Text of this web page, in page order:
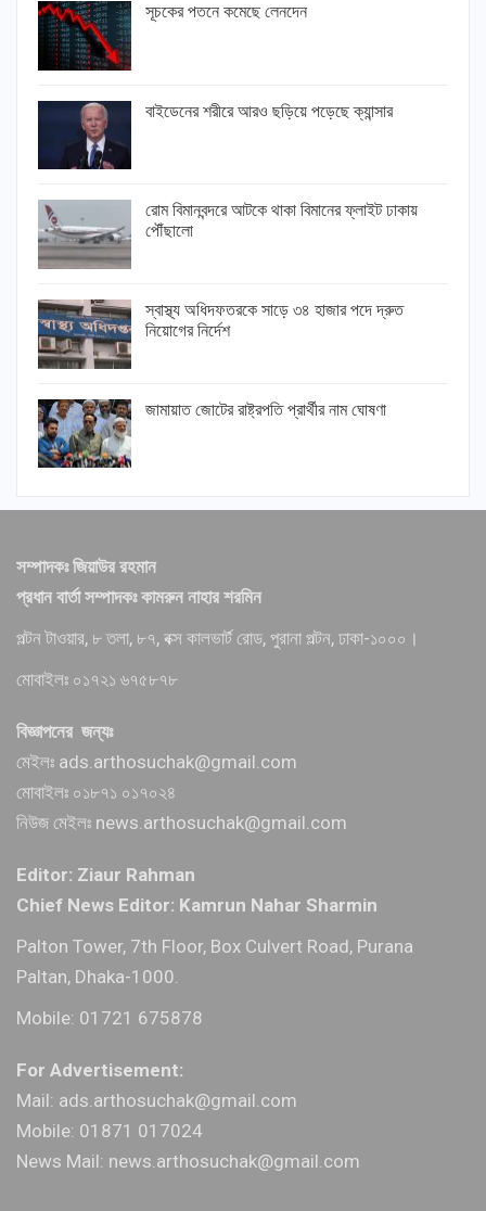
সূচকের পতনে কমেছে লেনদেন
বাইডেনের শরীরে আরও ছড়িয়ে পড়েছে ক্যান্সার
রোম বিমানবন্দরে আটকে থাকা বিমানের ফ্লাইট ঢাকায়
পৌঁছালো
স্বাস্থ্য অধিদফতরকে সাড়ে ৩৪ হাজার পদে দ্রুত
নিয়োগের নির্দেশ
জামায়াত জোটের রাষ্ট্রপতি প্রার্থীর নাম ঘোষণা
সম্পাদকঃ জিয়াউর রহমান
প্রধান বার্তা সম্পাদকঃ কামরুন নাহার শরমিন
পল্টন টাওয়ার, ৮ তলা, ৮৭, বক্স কালভার্ট রোড, পুরানা পল্টন, ঢাকা-১০০০।
মোবাইলঃ ০১৭২১ ৬৭৫৮৭৮
বিজ্ঞাপনের জন্যঃ
মেইলঃ ads.arthosuchak@gmail.com
মোবাইলঃ ০১৮৭১ ০১৭০২৪
নিউজ মেইলঃ news.arthosuchak@gmail.com
Editor: Ziaur Rahman
Chief News Editor: Kamrun Nahar Sharmin
Palton Tower, 7th Floor, Box Culvert Road, Purana
Paltan, Dhaka-1000.
Mobile: 01721 675878
For Advertisement:
Mail: ads.arthosuchak@gmail.com
Mobile: 01871 017024
News Mail: news.arthosuchak@gmail.com